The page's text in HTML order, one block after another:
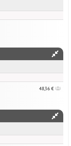
48,36 €